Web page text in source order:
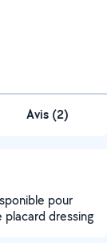
Avis (2)
pour
dressing